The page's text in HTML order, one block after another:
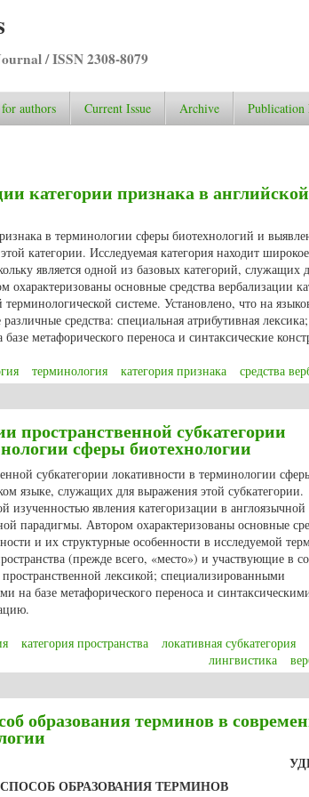
/ ISSN 2308-8079
authors Current Issue Archive Publication
категории признака в английской
в терминологии сферы биотехнологий и
категории. Исследуемая категория находит широкое
является одной из базовых категорий, служащих
основные средства вербализации
системе. Установлено, что на
средства: специальная атрибутивная лексика;
метафорического переноса и синтаксические
терминология категория признака средства
пространственной субкатегории
сферы биотехнологии
субкатегории локативности в терминологии
языке, служащих для выражения этой субкатегории.
изученностью явления категоризации в англоязычной
парадигмы. Автором охарактеризованы основные
и их структурные особенности в исследуемой
(прежде всего, «место») и участвующие в
лексикой; специализированными
базе метафорического переноса и
категория пространства локативная субкатегория
лингвистика
образования терминов в
ОБРАЗОВАНИЯ ТЕРМИНОВ